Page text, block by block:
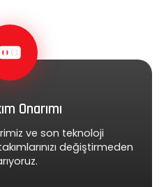
Onarımı
ve son teknoloji
değiştirmeden